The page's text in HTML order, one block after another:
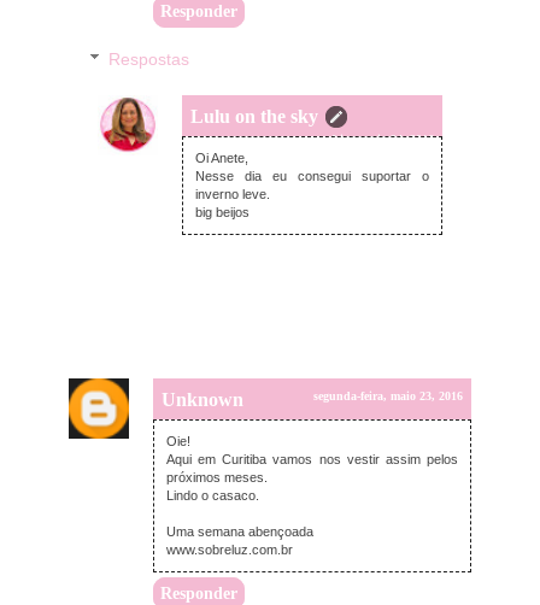
Responder
Respostas
Lulu on the sky
terça-feira, maio 24, 2016
Oi Anete,
Nesse dia eu consegui suportar o
inverno leve.
big beijos
Unknown segunda-feira, maio 23, 2016
Oie!
Aqui em Curitiba vamos nos vestir assim pelos
próximos meses.
Lindo o casaco.
Uma semana abençoada
www.sobreluz.com.br
Responder